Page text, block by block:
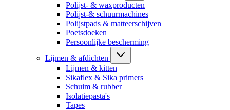
Polijst- & waxproducten
Polijst-& schuurmachines
Polijstpads & matteerschijven
Poetsdoeken
Persoonlijke bescherming
Lijmen & afdichten
Lijmen & kitten
Sikaflex & Sika primers
Schuim & rubber
Isolatiepasta's
Tapes